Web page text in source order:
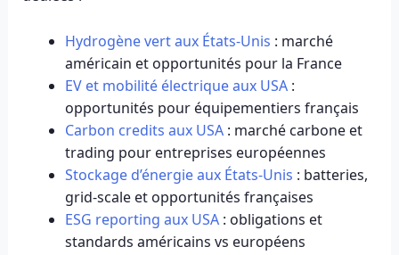
Hydrogène vert aux États-Unis : marché
américain et opportunités pour la France
EV et mobilité électrique aux USA:
opportunités pour équipementiers français
Carbon credits aux USA: marché carbone et
trading pour entreprises européennes
Stockage d’énergie aux États-Unis : batteries,
grid-scale et opportunités françaises
ESG reporting aux USA: obligations et
standards américains vs européens